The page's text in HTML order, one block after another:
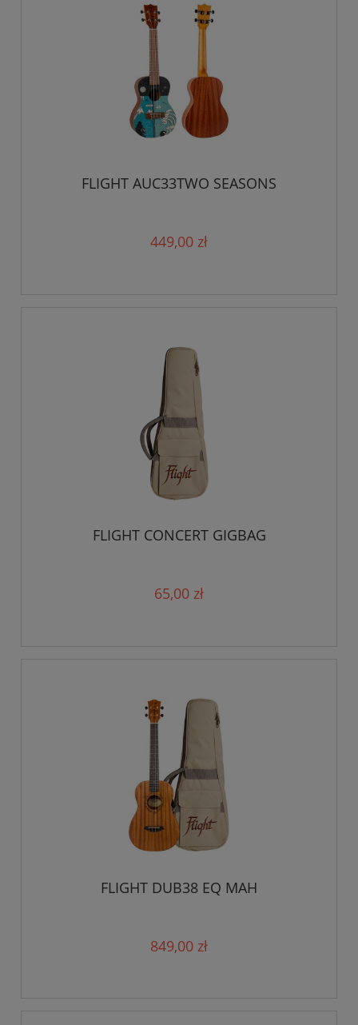
FLIGHT AUC33TWO SEASONS
449,00 zł
FLIGHT CONCERT GIGBAG
65,00 zł
FLIGHT DUB38 EQ MAH
849,00 zł